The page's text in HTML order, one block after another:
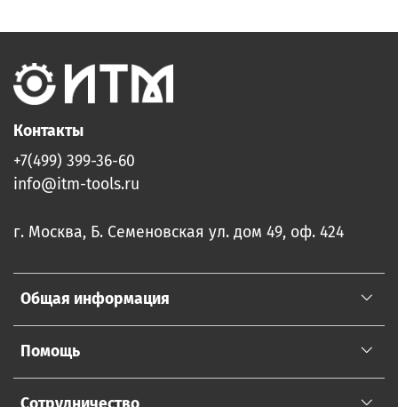
Общая информация
Помощь
Контакты
+7(499) 399-36-60
info@itm-tools.ru
г. Москва, Б. Семеновская ул. дом 49, оф. 424